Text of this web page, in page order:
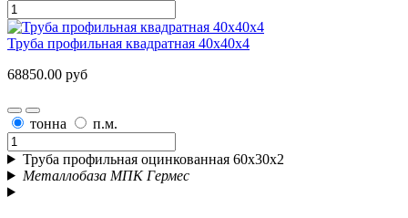
Труба профильная квадратная 40х40x4
68850.00 руб
тонна п.м.
Труба профильная оцинкованная 60x30x2
Металлобаза МПК Гермес